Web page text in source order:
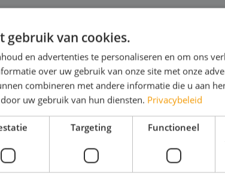
één groot zeilklaslokaal. Van
en het Markermeer tot de
en de Waddenzee. Water,
om samen echt in actie te
gebruik van cookies.
en advertenties te personaliseren en om ons
over uw gebruik van onze site met onze
combineren met andere informatie die u aan
uw gebruik van hun diensten. Privacybeleid
Targeting Functioneel